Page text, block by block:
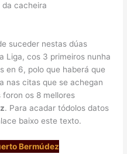
cacheira
suceder nestas dúas
Liga, cos 3 primeiros nunha
en 6, polo que haberá que
nas citas que se achegan
os 8 mellores
. Para acadar tódolos datos
baixo este texto.
Bermúdez